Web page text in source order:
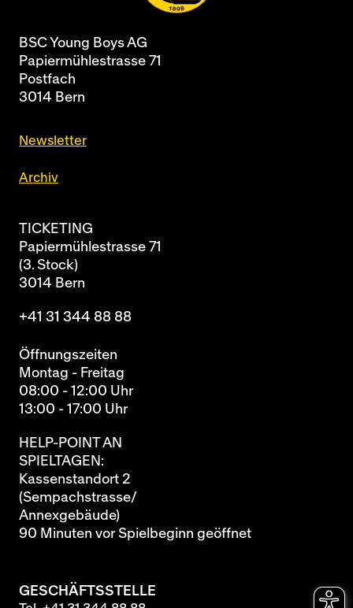
BSC Young Boys AG
Papiermühlestrasse 71
Postfach
3014 Bern
Newsletter
Archiv
TICKETING
Papiermühlestrasse 71
(3. Stock)
3014 Bern
+41 31 344 88 88
Öffnungszeiten
Montag - Freitag
08:00 - 12:00 Uhr
13:00 - 17:00 Uhr
HELP-POINT AN
SPIELTAGEN:
Kassenstandort 2
(Sempachstrasse/
Annexgebäude)
90 Minuten vor Spielbeginn geöffnet
GESCHÄFTSSTELLE